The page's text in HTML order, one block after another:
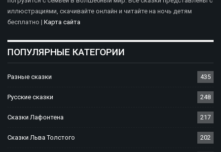
иллюстрациями, скачивайте онлайн и читайте на ночь детям
бесплатно | Карта сайта
ПОПУЛЯРНЫЕ КАТЕГОРИИ
Разные сказки 435
Русские сказки 248
Сказки Лафонтена 217
Сказки Льва Толстого 202